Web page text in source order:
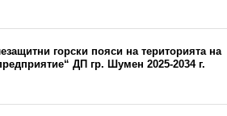
горски пояси на територията на
ДП гр. Шумен 2025-2034 г.